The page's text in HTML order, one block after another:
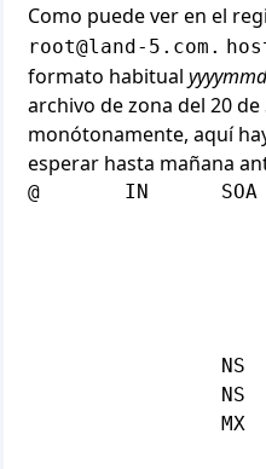
Como puede ver en el
root@land-5.com .
formato habitual
archivo de zona del 20
monótonamente, aquí
esperar hasta mañana
@       IN      SOA
NS
NS
MX